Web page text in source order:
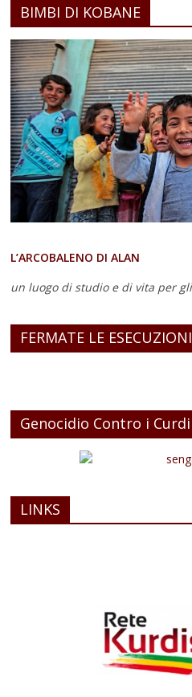
BIMBI DI KOBANE
L’ARCOBALENO DI ALAN
un luogo di studio e di vita per
FERMATE LE ESECUZIONI
Genocidio Contro i
LINKS